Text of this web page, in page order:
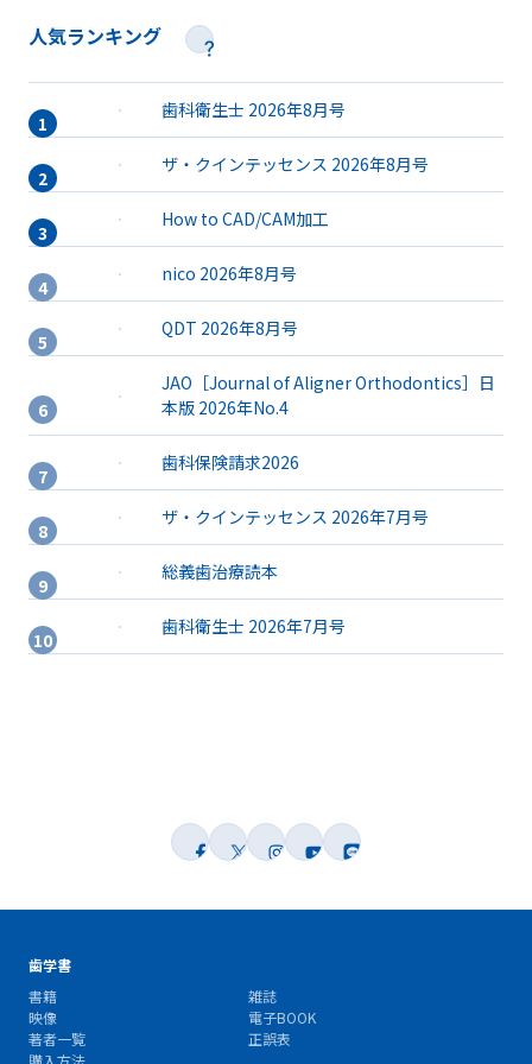
人気ランキング
歯科衛生士 2026年8月号
ザ・クインテッセンス 2026年8月号
How to CAD/CAM加工
nico 2026年8月号
QDT 2026年8月号
JAO［Journal of Aligner Orthodontics］日
本版 2026年No.4
歯科保険請求2026
ザ・クインテッセンス 2026年7月号
総義歯治療読本
歯科衛生士 2026年7月号
歯学書
書籍
雑誌
映像
電子BOOK
著者一覧
正誤表
購入方法